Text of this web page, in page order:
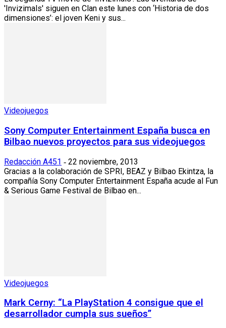
'Invizimals' siguen en Clan este lunes con ‘Historia de dos
dimensiones’: el joven Keni y sus...
Videojuegos
Sony Computer Entertainment España busca en
Bilbao nuevos proyectos para sus videojuegos
Redacción A451 - 22 noviembre, 2013
Gracias a la colaboración de SPRI, BEAZ y Bilbao Ekintza, la
compañía Sony Computer Entertainment España acude al Fun
& Serious Game Festival de Bilbao en...
Videojuegos
Mark Cerny: “La PlayStation 4 consigue que el
desarrollador cumpla sus sueños”